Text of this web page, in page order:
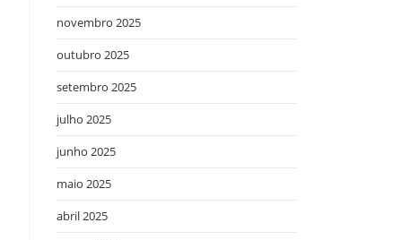
novembro 2025
outubro 2025
setembro 2025
julho 2025
junho 2025
maio 2025
abril 2025